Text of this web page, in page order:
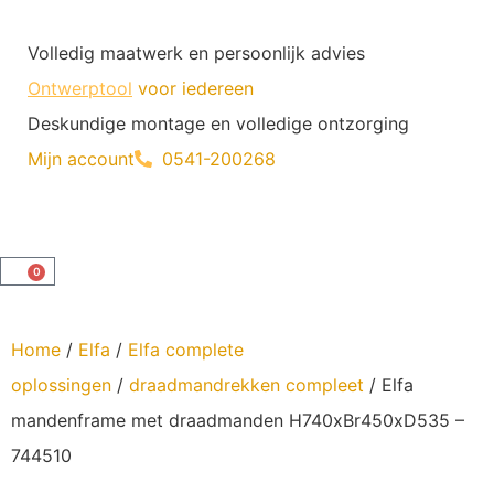
Volledig maatwerk en persoonlijk advies
Ontwerptool voor iedereen
Deskundige montage en volledige ontzorging
Mijn account
0541-200268
0
Home / Elfa / Elfa complete
oplossingen / draadmandrekken compleet / Elfa
mandenframe met draadmanden H740xBr450xD535 –
744510